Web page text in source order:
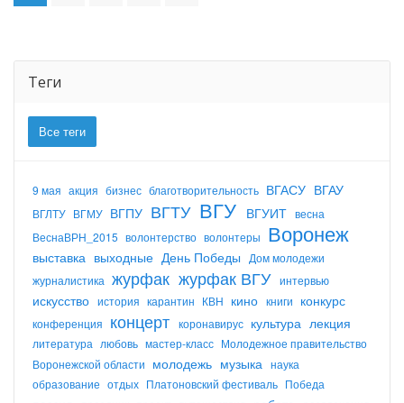
Теги
Все теги
9 мая акция бизнес благотворительность ВГАСУ ВГАУ
ВГЛТУ ВГМУ ВГПУ ВГТУ ВГУ ВГУИТ весна
ВеснаВРН_2015 волонтерство волонтеры Воронеж
выставка выходные День Победы
Дом молодежи
журналистика журфак журфак ВГУ интервью
искусство история карантин КВН кино книги конкурс
конференция концерт коронавирус культура лекция
литература любовь мастер-класс Молодежное правительство
Воронежской области молодежь музыка наука
образование отдых Платоновский фестиваль Победа